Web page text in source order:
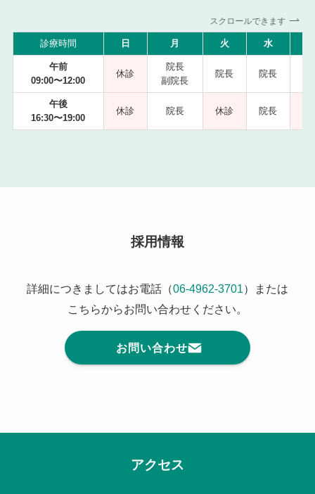
スクロールできます
診療時間 日 月 火 水
午前
09:00〜12:00
休診
院長
副院長
院長 院長
午後
16:30〜19:00
休診 院長 休診 院長
採用情報
詳細につきましてはお電話（06-4962-3701）または
こちらからお問い合わせください。
お問い合わせ
アクセス